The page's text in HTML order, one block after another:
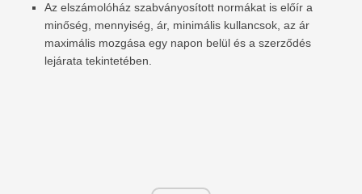
Az elszámolóház szabványosított normákat is előír a
minőség, mennyiség, ár, minimális kullancsok, az ár
maximális mozgása egy napon belül és a szerződés
lejárata tekintetében.